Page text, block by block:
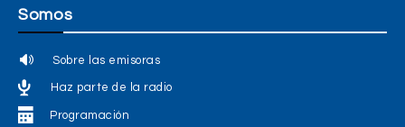
Somos
Sobre las emisoras
Haz parte de la radio
Programación